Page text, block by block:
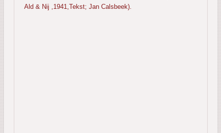
Ald & Nij ,1941,Tekst; Jan Calsbeek).